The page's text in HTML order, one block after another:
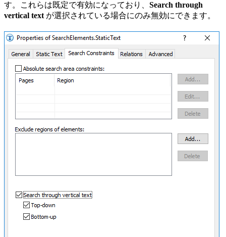
す。これらは既定で有効になっており、 Search through
vertical text が選択されている場合にのみ無効にできます。